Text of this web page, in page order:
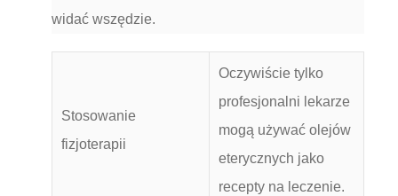
widać wszędzie.
Stosowanie
fizjoterapii
Oczywiście tylko
profesjonalni lekarze
mogą używać olejów
eterycznych jako
recepty na leczenie.